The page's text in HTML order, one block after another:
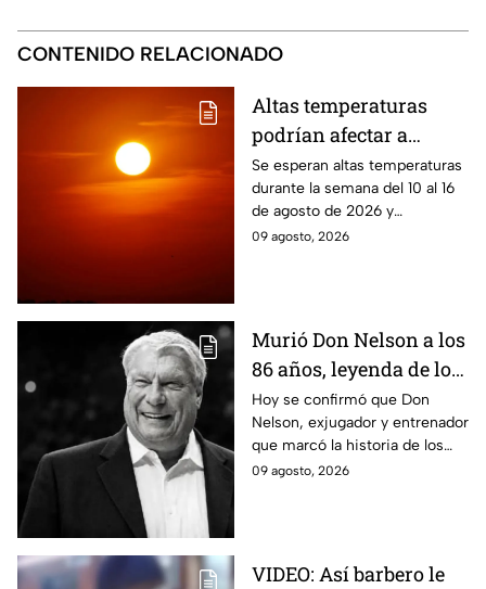
CONTENIDO RELACIONADO
Altas temperaturas
podrían afectar a
Puebla del 10 al 16 de
agosto: Regiones en
riesgo
Se esperan altas temperaturas
durante la semana del 10 al 16
de agosto de 2026 y
condiciones que podrían
09 agosto, 2026
Murió Don Nelson a los
86 años, leyenda de los
Boston Celtics y la NBA
Hoy se confirmó que Don
Nelson, exjugador y entrenador
que marcó la historia de los
Boston Celtics y la NBA, murió
09 agosto, 2026
VIDEO: Así barbero le